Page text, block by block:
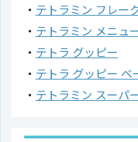
テトラミン フレー
テトラミン メニ
テトラ グッピー
テトラ グッピー ベ
テトラミン スーパ